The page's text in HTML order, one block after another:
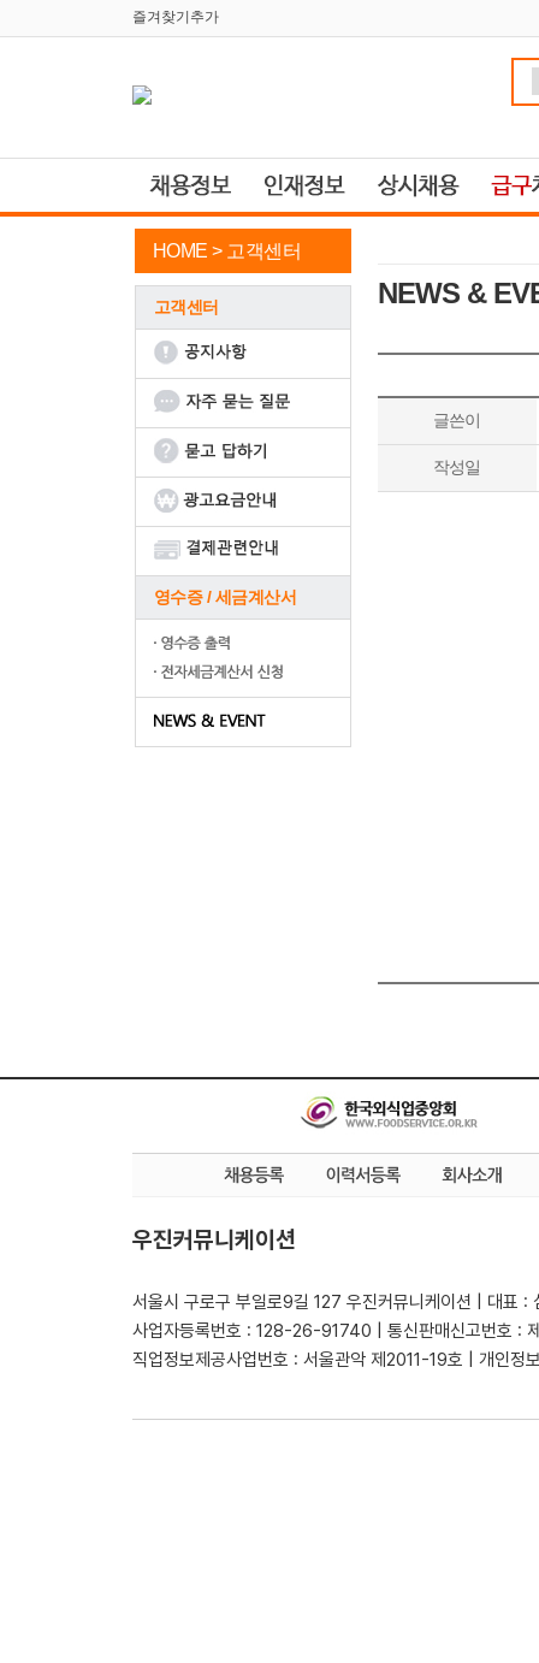
즐겨찾기추가
HOME > 고객센터
고객센터
영수증 / 세금계산서
NEWS &
글쓴이
작성일
우진커뮤니케이션
서울시 구로구 부일로9길 127 우진커뮤니케이션 | 대표 :
사업자등록번호 : 128-26-91740 | 통신판매신고번호 :
직업정보제공사업번호 : 서울관악 제2011-19호 | 개인정